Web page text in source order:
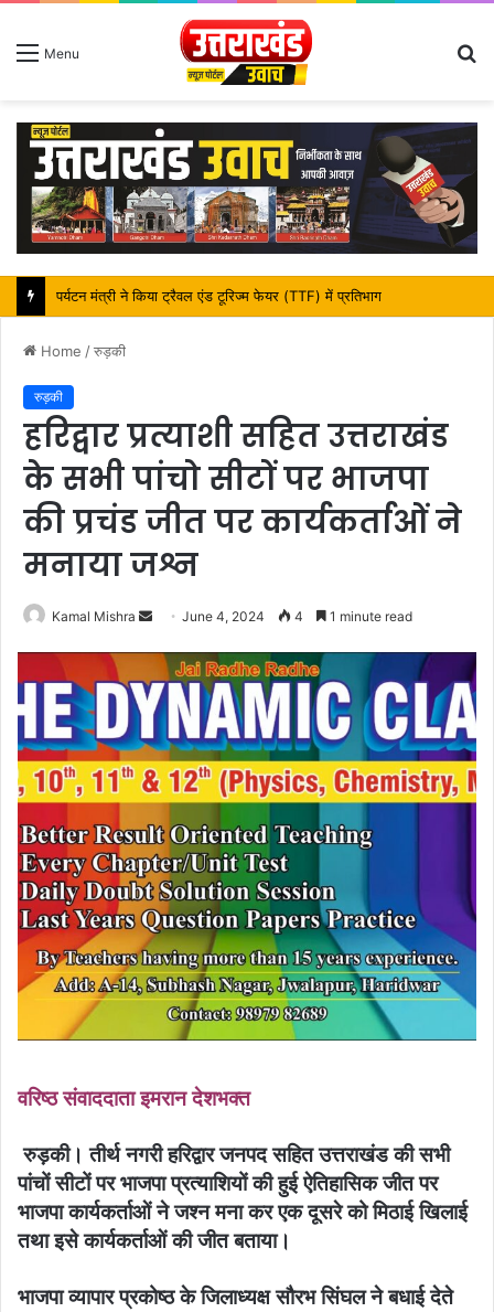
Menu
पर्यटन मंत्री ने किया ट्रैवल एंड टूरिज्म फेयर (TTF) में प्रतिभाग
Home /रुड़की
रुड़की
हरिद्वार प्रत्याशी सहित उत्तराखंड
के सभी पांचो सीटों पर भाजपा
की प्रचंड जीत पर कार्यकर्ताओं ने
मनाया जश्न
Kamal Mishra
Send
email
June 4, 2024 4 1 minute read
वरिष्ठ संवाददाता इमरान देशभक्त
रुड़की। तीर्थ नगरी हरिद्वार जनपद सहित उत्तराखंड की सभी
पांचों सीटों पर भाजपा प्रत्याशियों की हुई ऐतिहासिक जीत पर
भाजपा कार्यकर्ताओं ने जश्न मना कर एक दूसरे को मिठाई खिलाई
तथा इसे कार्यकर्ताओं की जीत बताया।
भाजपा व्यापार प्रकोष्ठ के जिलाध्यक्ष सौरभ सिंघल ने बधाई देते